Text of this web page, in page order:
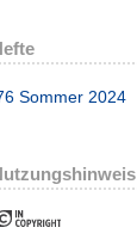
Sommer 2024